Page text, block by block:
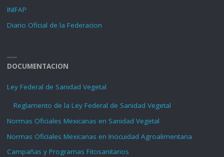
INIFAP
Diario Oficial de la Federacion
DOCUMENTACION
Ley Federal de Sanidad Vegetal
Reglamento de la Ley Federal de Sanidad Vegetal
Normas Oficiales Mexicanas en Sanidad Vegetal
Normas Oficiales Mexicanas en Inocuidad Agroalimentaria
Campañas y Programas Fitosanitarios